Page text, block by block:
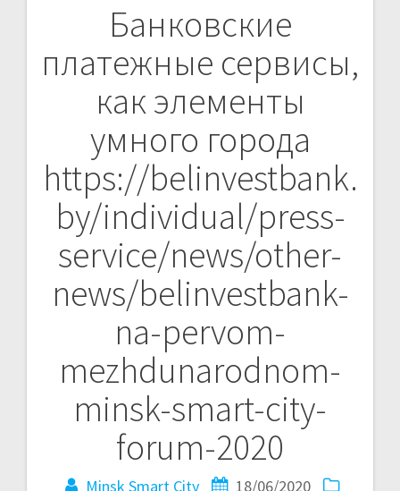
Банковские
платежные сервисы,
как элементы
умного города
https://belinvestbank.
by/individual/press-
service/news/other-
news/belinvestbank-
na-pervom-
mezhdunarodnom-
minsk-smart-city-
forum-2020
Minsk Smart City
18/06/2020
Навигация
по
записям